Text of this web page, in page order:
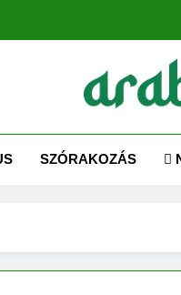
az Arab Világhoz –
SZÓRAKOZÁS